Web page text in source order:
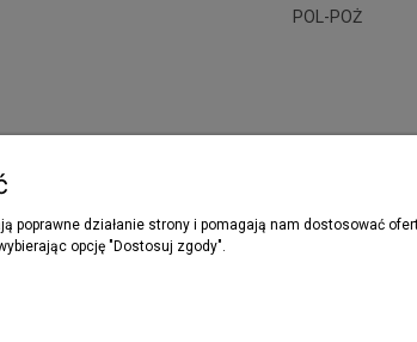
POL-POŻ
jeżeli chcesz otrzymywać
i promocjach.
poprawne działanie strony i pomagają nam dostosować
opcję "Dostosuj zgody".